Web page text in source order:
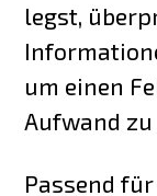
legst,
um einen
Aufwand
Passend